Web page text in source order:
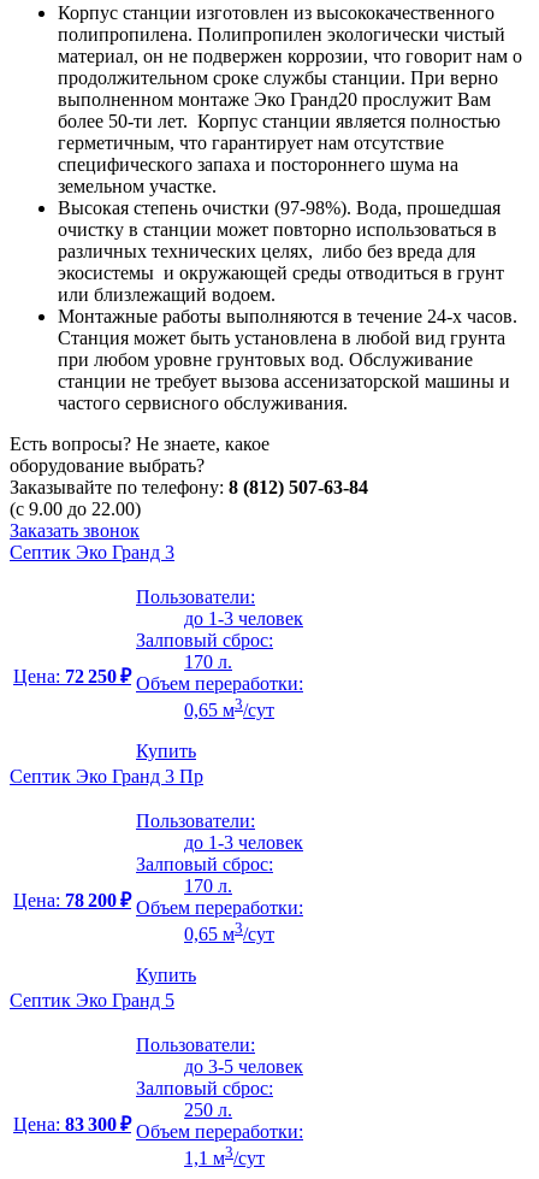
Корпус станции изготовлен из высококачественного
полипропилена. Полипропилен экологически чистый
материал, он не подвержен коррозии, что говорит нам о
продолжительном сроке службы станции. При верно
выполненном монтаже Эко Гранд20 прослужит Вам
более 50-ти лет. Корпус станции является полностью
герметичным, что гарантирует нам отсутствие
специфического запаха и постороннего шума на
земельном участке.
Высокая степень очистки (97-98%). Вода, прошедшая
очистку в станции может повторно использоваться в
различных технических целях, либо без вреда для
экосистемы и окружающей среды отводиться в грунт
или близлежащий водоем.
Монтажные работы выполняются в течение 24-х часов.
Станция может быть установлена в любой вид грунта
при любом уровне грунтовых вод. Обслуживание
станции не требует вызова ассенизаторской машины и
частого сервисного обслуживания.
Есть вопросы? Не знаете, какое
оборудование выбрать?
Заказывайте по телефону: 8 (812) 507-63-84
(с 9.00 до 22.00)
Заказать звонок
Септик Эко Гранд 3
Цена: 72 250 ₽
Пользователи:
до 1-3 человек
Залповый сброс:
170 л.
Объем переработки:
0,65 м3/сут
Купить
Септик Эко Гранд 3 Пр
Цена: 78 200 ₽
Пользователи:
до 1-3 человек
Залповый сброс:
170 л.
Объем переработки:
0,65 м3/сут
Купить
Септик Эко Гранд 5
Цена: 83 300 ₽
Пользователи:
до 3-5 человек
Залповый сброс:
250 л.
Объем переработки:
1,1 м3/сут